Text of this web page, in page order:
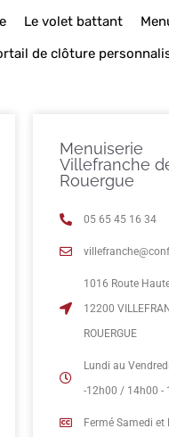
Le volet battant
de clôture
Menuiserie
Villefranche
Rouergue
05 65 45 16 34
1016 Route
12200
ROUERGUE
Lundi au
-12h00 / 14h00 -
Fermé Samedi et